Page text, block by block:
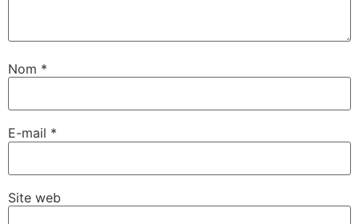
Nom *
E-mail *
Site web